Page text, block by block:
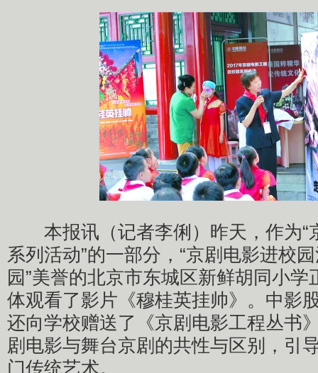
本报讯（记者李俐）昨天，作为“
系列活动”的一部分，“京剧电影进校
园”美誉的北京市东城区新鲜胡同小
体观看了影片《穆桂英挂帅》。中影
还向学校赠送了《京剧电影工程丛书
剧电影与舞台京剧的共性与区别，引
门传统艺术。